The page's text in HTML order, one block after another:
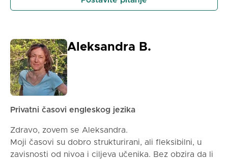
Aleksandra B.
Privatni časovi engleskog jezika
Zdravo, zovem se Aleksandra.
Moji časovi su dobro strukturirani, ali fleksibilni, u
zavisnosti od nivoa i ciljeva učenika. Bez obzira da li